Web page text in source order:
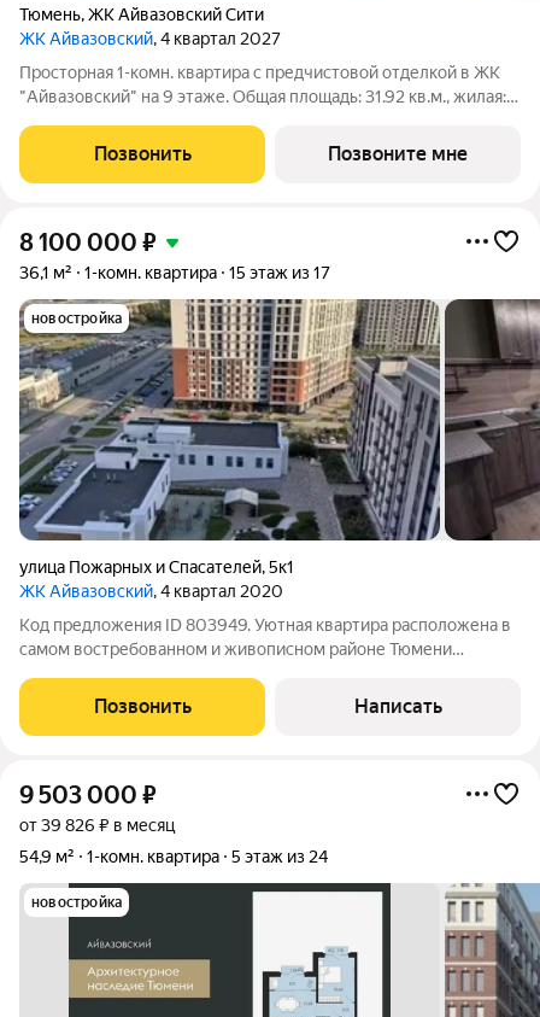
Тюмень,ЖК Айвазовский Сити
ЖК Айвазовский, 4 квартал 2027
Просторная 1-комн. квартира с предчистовой отделкой в ЖК
"Айвазовский" на 9 этаже. Общая площадь: 31.92 кв.м., жилая:
Все окна выходят на одну сторону. В квартире один
совмещенный санузел.
Позвонить Позвоните мне
8 100 000 ₽
36,1 м² 1-комн. квартира 15 этаж из 17
новостройка
улица Пожарных и Спасателей,5к1
ЖК Айвазовский, 4 квартал 2020
Код предложения ID 803949. Уютная квартира расположена в
самом востребованном и живописном районе Тюмени
жизни и близость к природным зонам.В квартире выполнен
косметический ремонт, она
Позвонить Написать
9 503 000 ₽
от 39 826 ₽ в месяц
54,9 м²
1-комн. квартира 5 этаж из 24
новостройка